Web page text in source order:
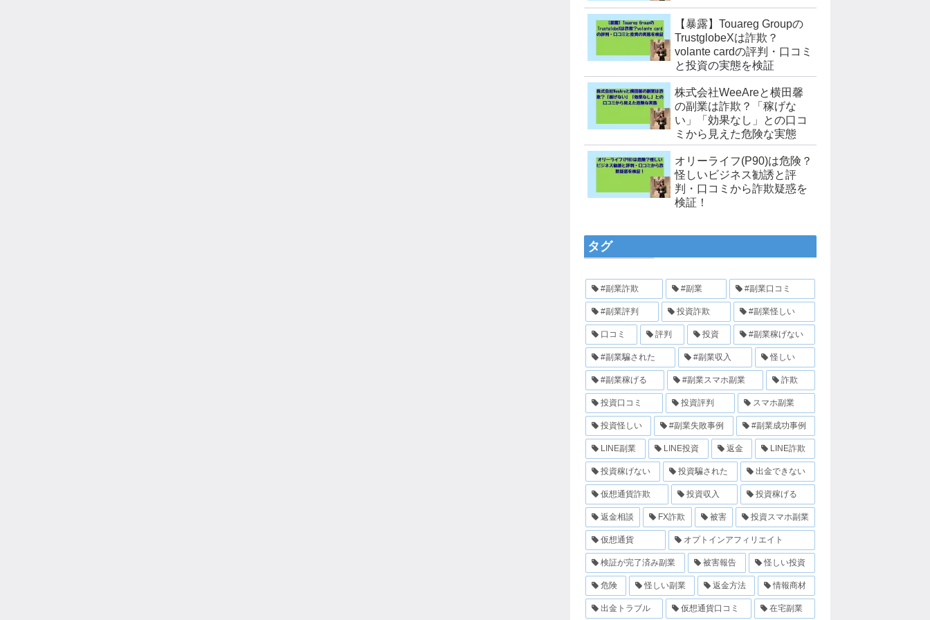
【暴露】Touareg Groupの
TrustglobeXは詐欺？
volante cardの評判・口コミ
と投資の実態を検証
株式会社WeeAreと横田馨
の副業は詐欺？「稼げな
い」「効果なし」との口コ
ミから見えた危険な実態
オリーライフ(P90)は危険？
怪しいビジネス勧誘と評
判・口コミから詐欺疑惑を
検証！
タグ
#副業詐欺 #副業 #副業口コミ
#副業評判 投資詐欺 #副業怪しい
口コミ 評判 投資 #副業稼げない
#副業騙された #副業収入 怪しい
#副業稼げる #副業スマホ副業 詐欺
投資口コミ 投資評判 スマホ副業
投資怪しい #副業失敗事例 #副業成功事例
LINE副業 LINE投資 返金 LINE詐欺
投資稼げない 投資騙された 出金できない
仮想通貨詐欺 投資収入 投資稼げる
返金相談 FX詐欺 被害 投資スマホ副業
仮想通貨 オプトインアフィリエイト
検証が完了済み副業 被害報告 怪しい投資
危険 怪しい副業 返金方法 情報商材
出金トラブル 仮想通貨口コミ 在宅副業